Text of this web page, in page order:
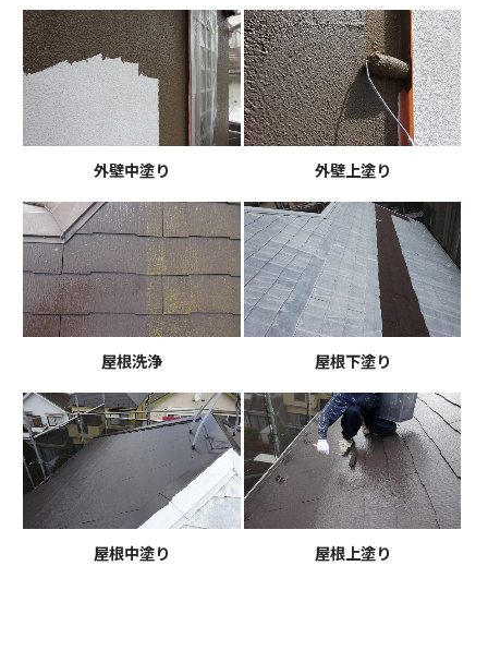
外壁中塗り 外壁上塗り
屋根洗浄 屋根下塗り
屋根中塗り 屋根上塗り